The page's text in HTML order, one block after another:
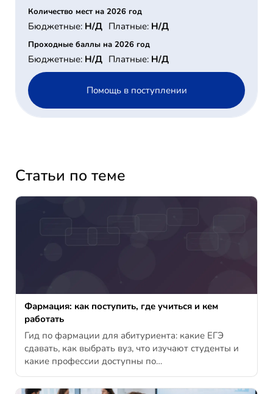
Количество мест на 2026 год
Бюджетные: Н/Д Платные: Н/Д
Проходные баллы на 2026 год
Бюджетные: Н/Д Платные: Н/Д
Помощь в поступлении
Статьи по теме
Фармация: как поступить, где учиться и кем
работать
Гид по фармации для абитуриента: какие ЕГЭ
сдавать, как выбрать вуз, что изучают студенты и
какие профессии доступны по…